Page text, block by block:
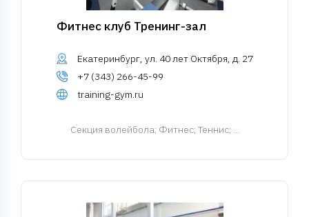
Фитнес клуб Тренинг-зал
Екатеринбург, ул. 40 лет Октября, д. 27
+7 (343) 266-45-99
training-gym.ru
Cекция волейбола; Фитнес; Теннис; ...